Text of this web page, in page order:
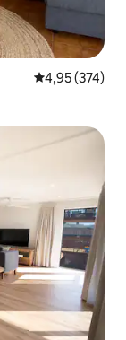
4,95 de uma
4,95 (374)